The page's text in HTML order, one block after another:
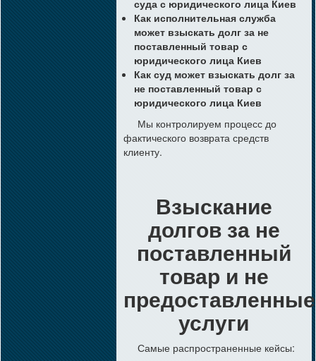
суда с юридического лица Киев
Как исполнительная служба
может взыскать долг за не
поставленный товар с
юридического лица Киев
Как суд может взыскать долг за
не поставленный товар с
юридического лица Киев
Мы контролируем процесс до
фактического возврата средств
клиенту.
Взыскание
долгов за не
поставленный
товар и не
предоставленные
услуги
Самые распространенные кейсы: